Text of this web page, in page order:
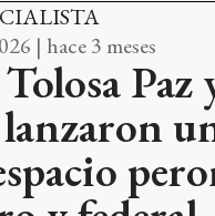
| hace 3 meses
Paz